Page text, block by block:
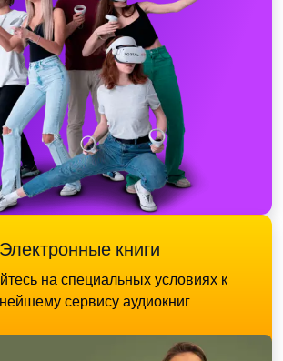
Электронные книги
на специальных условиях к
сервису аудиокниг